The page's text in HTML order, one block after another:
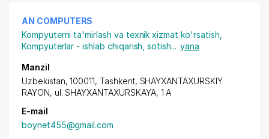
AN COMPUTERS
Kompyuterni ta'mirlash va texnik xizmat ko'rsatish
Kompyuterlar - ishlab chiqarish, sotish... yana
Manzil
Uzbekistan, 100011, Tashkent, SHAYXANTAXURSKIY
RAYON, ul. SHAYXANTAXURSKAYA, 1 A
E-mail
boynet455@gmail.com